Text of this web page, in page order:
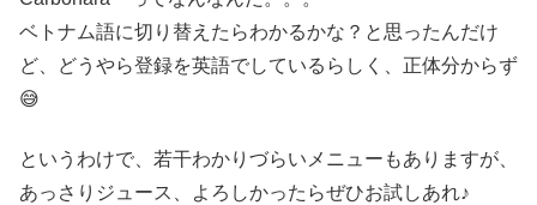
ベトナム語に切り替えたらわかるかな？と思ったんだけ
ど、どうやら登録を英語でしているらしく、正体分からず
😅
というわけで、若干わかりづらいメニューもありますが、
あっさりジュース、よろしかったらぜひお試しあれ♪